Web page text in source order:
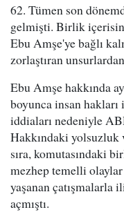
62. Tümen son
gelmişti. Birlik
Ebu Amşe'ye bağlı
zorlaştıran
Ebu Amşe hakkında
boyunca insan
iddiaları nedeniyle
Hakkındaki yolsuzluk
sıra, komutasındaki
mezhep temelli
yaşanan çatışmalarla
açmıştı.